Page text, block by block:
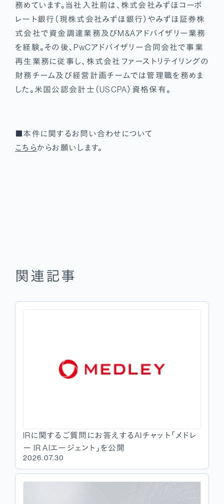
務めています。当社入社前は、株式会社みずほコーポ
レート銀行（現株式会社みずほ銀行）やみずほ証券株
式会社で資金調達業務及びM&Aアドバイザリー業務
を経験。その後、PwCアドバイザリー合同会社で事業
再生業務に従事し、株式会社ファーストリテイリングの
財務チーム及び経営計画チームでは管理職を務めま
した。米国公認会計士（USCPA）資格保有。
■本件に関するお問い合わせについて
こちらからお願いします。
関連記事
IRに関するご質問にお答えするAIチャット「メドレ
ー IR AIエージェント」を公開
2026.07.30